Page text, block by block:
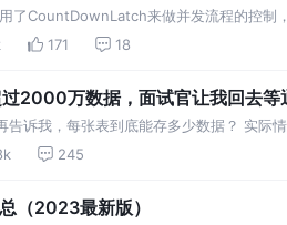
了CountDownLatch来做并发流程的控制
来试一试
171 18
2000万数据，面试官让我回去等
诉我，每张表到底能存多少数据？ 实际
以存放的数据量也就不同，需要手动计算
245
（2023最新版）